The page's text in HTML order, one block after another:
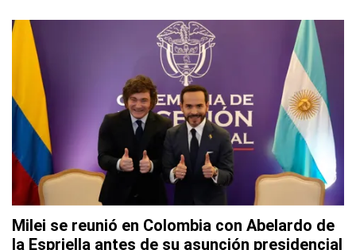
Milei se reunió en Colombia con Abelardo de
la Espriella antes de su asunción presidencial